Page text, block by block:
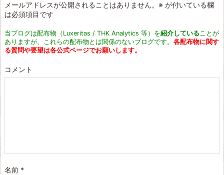
メールアドレスが公開されることはありません。 ※ が付いている欄
は必須項目です
当ブログは配布物（Luxeritas / THK Analytics 等）を紹介していることが
ありますが、これらの配布物とは関係のないブログです。 各配布物に関す
る質問や要望は各公式ページでお願いします。
コメント
名前 *